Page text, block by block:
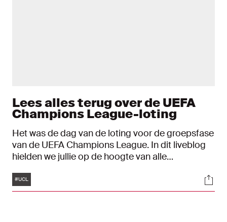
Lees alles terug over de UEFA
Champions League-loting
Het was de dag van de loting voor de groepsfase
van de UEFA Champions League. In dit liveblog
hielden we jullie op de hoogte van alle
groep A bij Liverpool, Napoli en Rangers FC.
Tags
#UCL